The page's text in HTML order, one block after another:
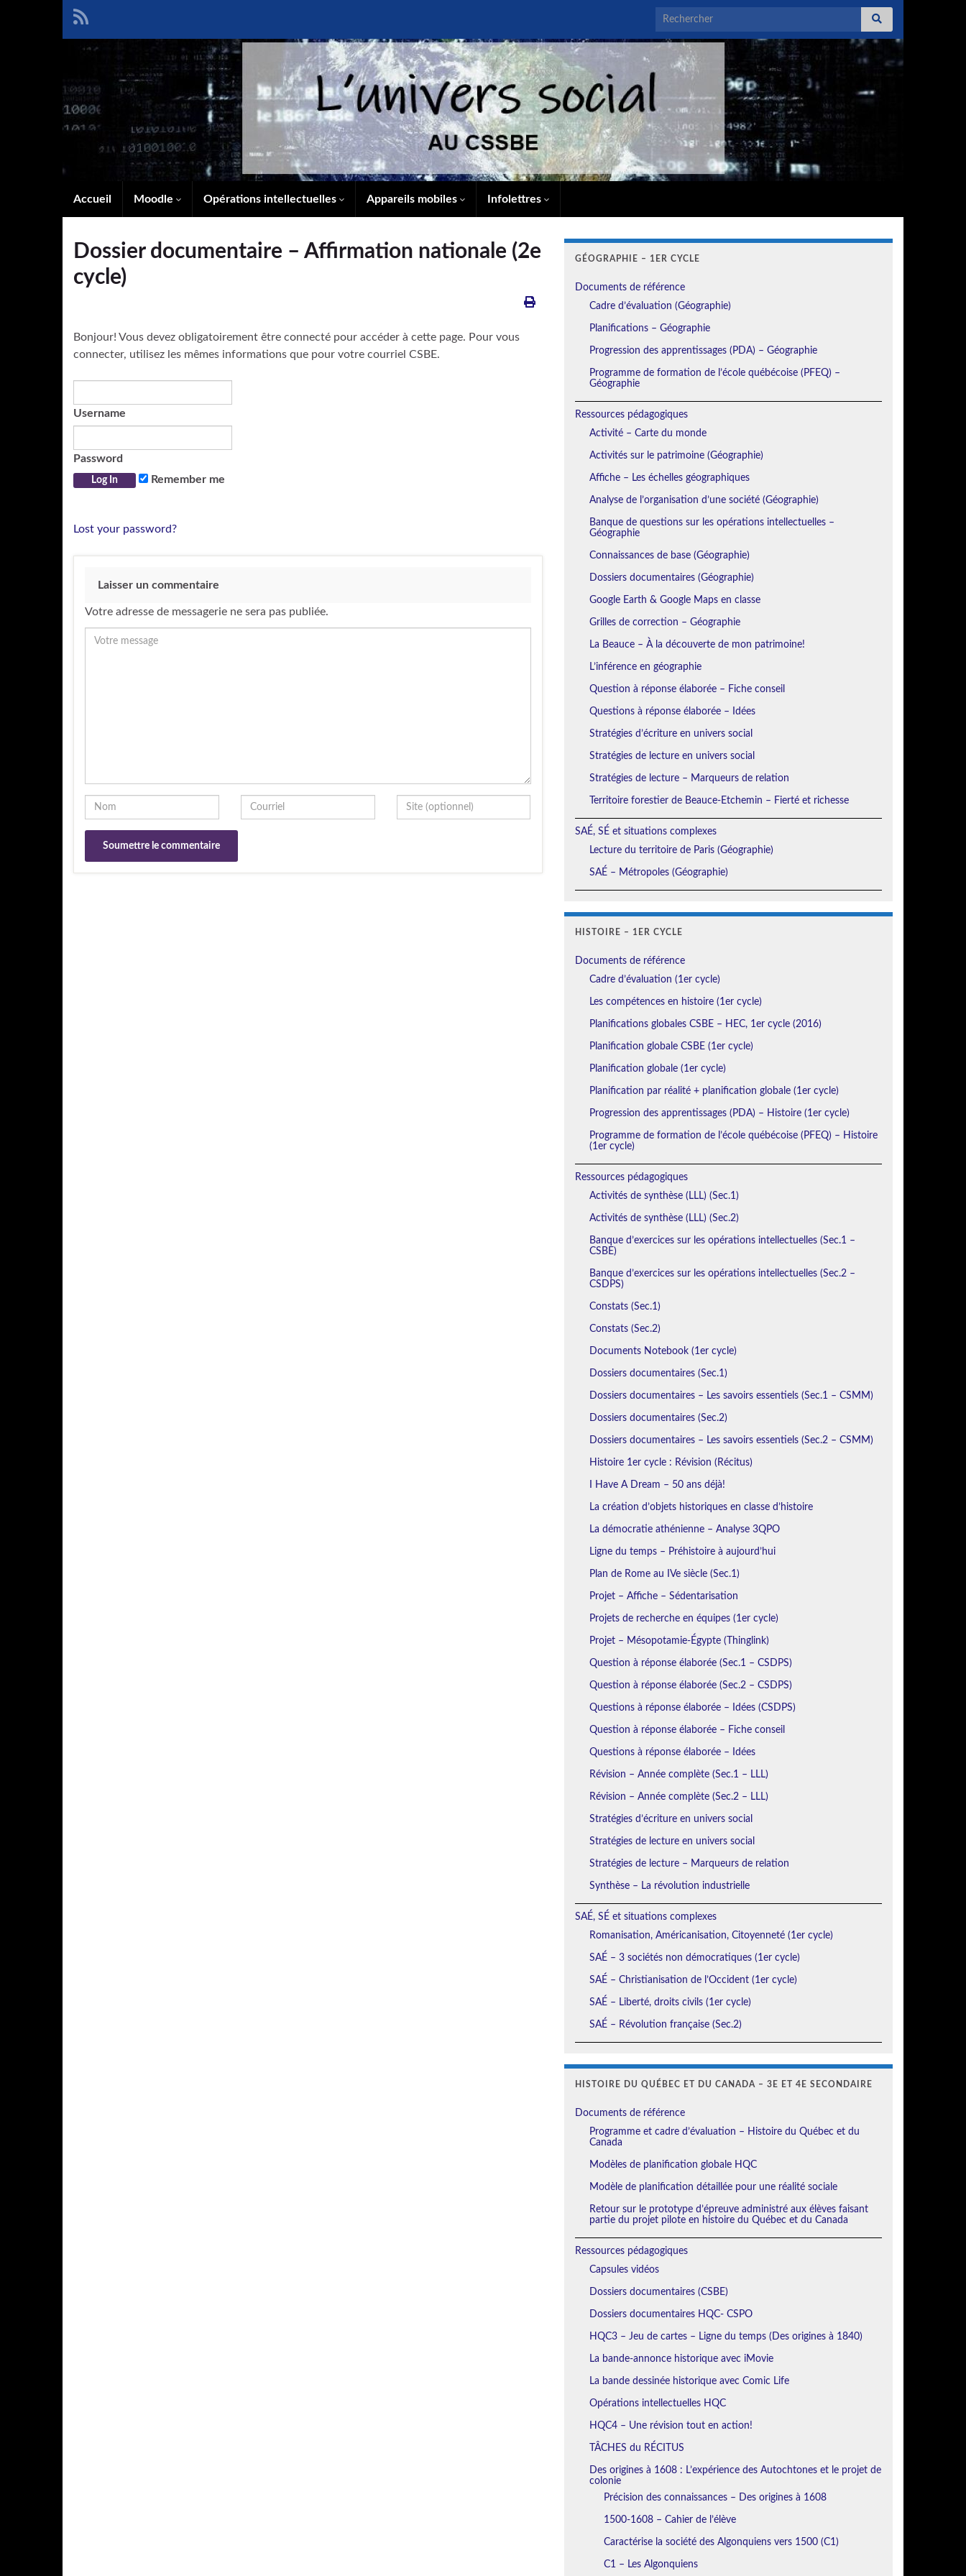
Search for:
Accueil Moodle Opérations intellectuelles Appareils mobiles Infolettres
Dossier documentaire – Affirmation nationale (2e
cycle)
Bonjour! Vous devez obligatoirement être connecté pour accéder à cette page. Pour vous
connecter, utilisez les mêmes informations que pour votre courriel CSBE.
Username
Password
Remember me
Lost your password?
Laisser un commentaire
Votre adresse de messagerie ne sera pas publiée.
GÉOGRAPHIE – 1ER CYCLE
Documents de référence
Cadre d’évaluation (Géographie)
Planifications – Géographie
Progression des apprentissages (PDA) – Géographie
Programme de formation de l’école québécoise (PFEQ) –
Géographie
Ressources pédagogiques
Activité – Carte du monde
Activités sur le patrimoine (Géographie)
Affiche – Les échelles géographiques
Analyse de l’organisation d’une société (Géographie)
Banque de questions sur les opérations intellectuelles –
Géographie
Connaissances de base (Géographie)
Dossiers documentaires (Géographie)
Google Earth & Google Maps en classe
Grilles de correction – Géographie
La Beauce – À la découverte de mon patrimoine!
L’inférence en géographie
Question à réponse élaborée – Fiche conseil
Questions à réponse élaborée – Idées
Stratégies d’écriture en univers social
Stratégies de lecture en univers social
Stratégies de lecture – Marqueurs de relation
Territoire forestier de Beauce-Etchemin – Fierté et richesse
SAÉ, SÉ et situations complexes
Lecture du territoire de Paris (Géographie)
SAÉ – Métropoles (Géographie)
HISTOIRE – 1ER CYCLE
Documents de référence
Cadre d’évaluation (1er cycle)
Les compétences en histoire (1er cycle)
Planifications globales CSBE – HEC, 1er cycle (2016)
Planification globale CSBE (1er cycle)
Planification globale (1er cycle)
Planification par réalité + planification globale (1er cycle)
Progression des apprentissages (PDA) – Histoire (1er cycle)
Programme de formation de l’école québécoise (PFEQ) – Histoire
(1er cycle)
Ressources pédagogiques
Activités de synthèse (LLL) (Sec.1)
Activités de synthèse (LLL) (Sec.2)
Banque d’exercices sur les opérations intellectuelles (Sec.1 –
CSBE)
Banque d’exercices sur les opérations intellectuelles (Sec.2 –
CSDPS)
Constats (Sec.1)
Constats (Sec.2)
Documents Notebook (1er cycle)
Dossiers documentaires (Sec.1)
Dossiers documentaires – Les savoirs essentiels (Sec.1 – CSMM)
Dossiers documentaires (Sec.2)
Dossiers documentaires – Les savoirs essentiels (Sec.2 – CSMM)
Histoire 1er cycle : Révision (Récitus)
I Have A Dream – 50 ans déjà!
La création d’objets historiques en classe d’histoire
La démocratie athénienne – Analyse 3QPO
Ligne du temps – Préhistoire à aujourd’hui
Plan de Rome au IVe siècle (Sec.1)
Projet – Affiche – Sédentarisation
Projets de recherche en équipes (1er cycle)
Projet – Mésopotamie-Égypte (Thinglink)
Question à réponse élaborée (Sec.1 – CSDPS)
Question à réponse élaborée (Sec.2 – CSDPS)
Questions à réponse élaborée – Idées (CSDPS)
Question à réponse élaborée – Fiche conseil
Questions à réponse élaborée – Idées
Révision – Année complète (Sec.1 – LLL)
Révision – Année complète (Sec.2 – LLL)
Stratégies d’écriture en univers social
Stratégies de lecture en univers social
Stratégies de lecture – Marqueurs de relation
Synthèse – La révolution industrielle
SAÉ, SÉ et situations complexes
Romanisation, Américanisation, Citoyenneté (1er cycle)
SAÉ – 3 sociétés non démocratiques (1er cycle)
SAÉ – Christianisation de l’Occident (1er cycle)
SAÉ – Liberté, droits civils (1er cycle)
SAÉ – Révolution française (Sec.2)
HISTOIRE DU QUÉBEC ET DU CANADA – 3E ET 4E SECONDAIRE
Documents de référence
Programme et cadre d’évaluation – Histoire du Québec et du
Canada
Modèles de planification globale HQC
Modèle de planification détaillée pour une réalité sociale
Retour sur le prototype d’épreuve administré aux élèves faisant
partie du projet pilote en histoire du Québec et du Canada
Ressources pédagogiques
Capsules vidéos
Dossiers documentaires (CSBE)
Dossiers documentaires HQC- CSPO
HQC3 – Jeu de cartes – Ligne du temps (Des origines à 1840)
La bande-annonce historique avec iMovie
La bande dessinée historique avec Comic Life
Opérations intellectuelles HQC
HQC4 – Une révision tout en action!
TÂCHES du RÉCITUS
Des origines à 1608 : L’expérience des Autochtones et le projet de
colonie
Précision des connaissances – Des origines à 1608
1500-1608 – Cahier de l’élève
Caractérise la société des Algonquiens vers 1500 (C1)
C1 – Les Algonquiens